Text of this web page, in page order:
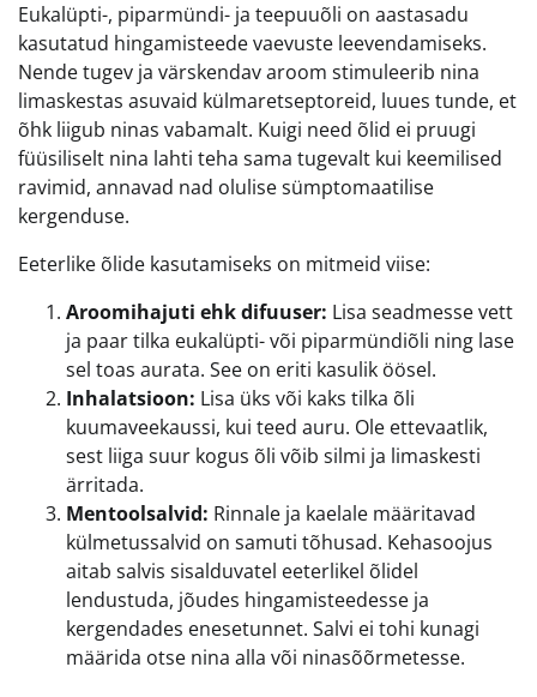
Eukalüpti-, piparmündi- ja teepuuõli on aastasadu
kasutatud hingamisteede vaevuste leevendamiseks.
Nende tugev ja värskendav aroom stimuleerib nina
limaskestas asuvaid külmaretseptoreid, luues tunde, et
õhk liigub ninas vabamalt. Kuigi need õlid ei pruugi
füüsiliselt nina lahti teha sama tugevalt kui keemilised
ravimid, annavad nad olulise sümptomaatilise
kergenduse.
Eeterlike õlide kasutamiseks on mitmeid viise:
Aroomihajuti ehk difuuser: Lisa seadmesse vett
ja paar tilka eukalüpti- või piparmündiõli ning lase
sel toas aurata. See on eriti kasulik öösel.
Inhalatsioon: Lisa üks või kaks tilka õli
kuumaveekaussi, kui teed auru. Ole ettevaatlik,
sest liiga suur kogus õli võib silmi ja limaskesti
ärritada.
Mentoolsalvid: Rinnale ja kaelale määritavad
külmetussalvid on samuti tõhusad. Kehasoojus
aitab salvis sisalduvatel eeterlikel õlidel
lendustuda, jõudes hingamisteedesse ja
kergendades enesetunnet. Salvi ei tohi kunagi
määrida otse nina alla või ninasõõrmetesse.